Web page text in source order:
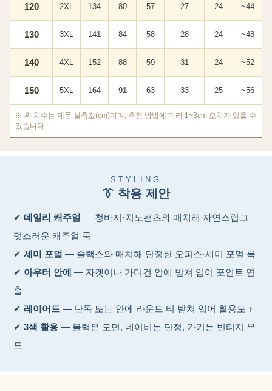
120 2XL 134 80 57 27 24 ~44
130 3XL 141 84 58 28 24 ~48
140 4XL 152 88 59 31 24 ~52
150 5XL 164 91 63 33 25 ~56
※ 위 치수는 제품 실측값(cm)이며, 측정 방법에 따라 1~3cm 오차가 있을 수
있습니다.
STYLING
👔 착용 제안
✔ 데일리 캐주얼 — 청바지·치노팬츠와 매치해 자연스럽고
멋스러운 캐주얼 룩
✔ 세미 포멀 — 슬랙스와 매치해 단정한 오피스·세미 포멀 룩
✔ 아우터 안에 — 자켓이나 가디건 안에 받쳐 입어 포인트 연
출
✔ 레이어드 — 단독 또는 안에 라운드 티 받쳐 입어 활용도 ↑
✔ 3색 활용 — 블랙은 모던, 네이비는 단정, 카키는 빈티지 무
드